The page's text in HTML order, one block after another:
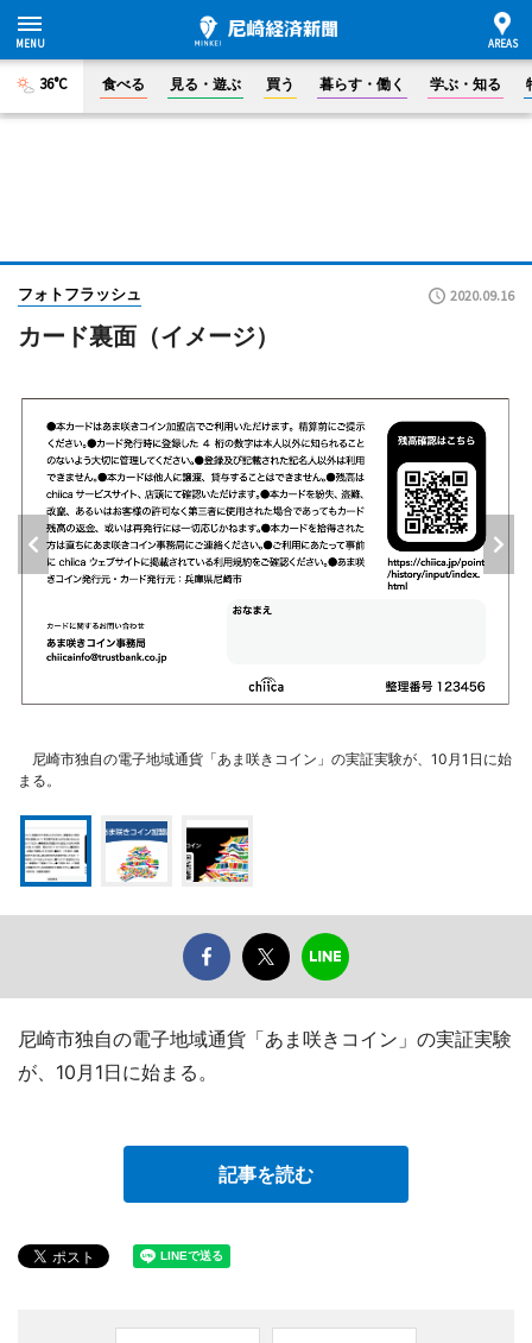
36°C 食べる 見る・遊ぶ 買う 暮らす・働く 学ぶ・知る
フォトフラッシュ 2020.09.16
カード裏面（イメージ）
尼崎市独自の電子地域通貨「あま咲きコイン」の実証実験が、10月1日に始
まる。
尼崎市独自の電子地域通貨「あま咲きコイン」の実証実験
が、10月1日に始まる。
記事を読む